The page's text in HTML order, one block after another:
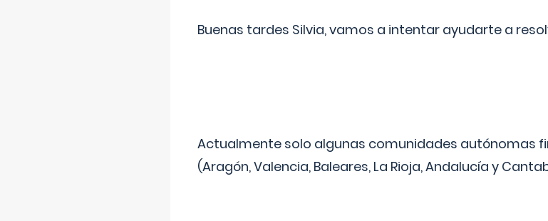
Buenas tardes Silvia, vamos a intentar ayudarte a
Actualmente solo algunas comunidades autónomas
(Aragón, Valencia, Baleares, La Rioja, Andalucía y